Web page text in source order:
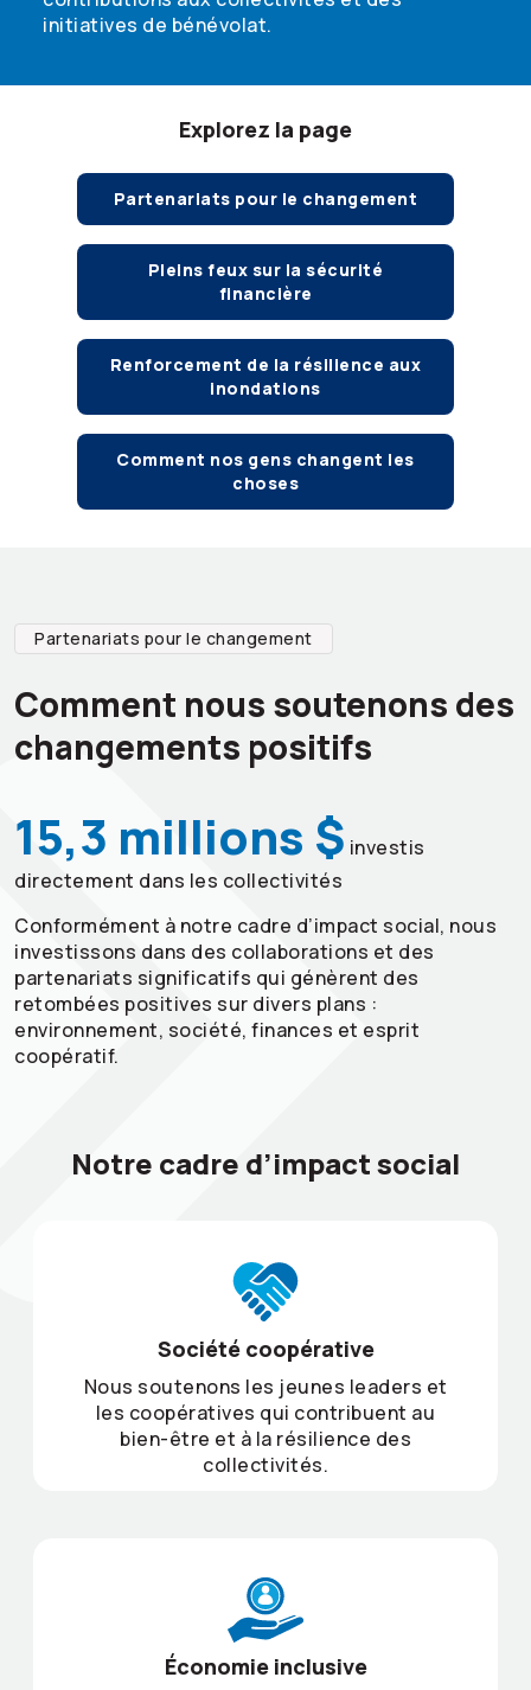
initiatives de bénévolat.
Explorez la page
Partenariats pour le changement
Pleins feux sur la sécurité
financière
Renforcement de la résilience aux
inondations
Comment nos gens changent les
choses
Partenariats pour le changement
Comment nous soutenons des
changements positifs
15,3 millions $ investis
directement dans les collectivités
Conformément à notre cadre d’impact social, nous
investissons dans des collaborations et des
partenariats significatifs qui génèrent des
retombées positives sur divers plans :
environnement, société, finances et esprit
coopératif.
Notre cadre d’impact social
Société coopérative
Nous soutenons les jeunes leaders et
les coopératives qui contribuent au
bien-être et à la résilience des
collectivités.
Économie inclusive